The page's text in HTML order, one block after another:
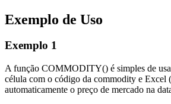
Exemplo de Uso
Exemplo 1
A função COMMODITY() é simples de
célula com o código da commodity e Excel
automaticamente o preço de mercado na